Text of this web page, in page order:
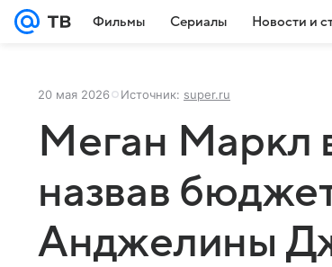
Фильмы Сериалы Новости и
20 мая 2026 Источник: super.ru
Меган Маркл
назвав
Анджелины